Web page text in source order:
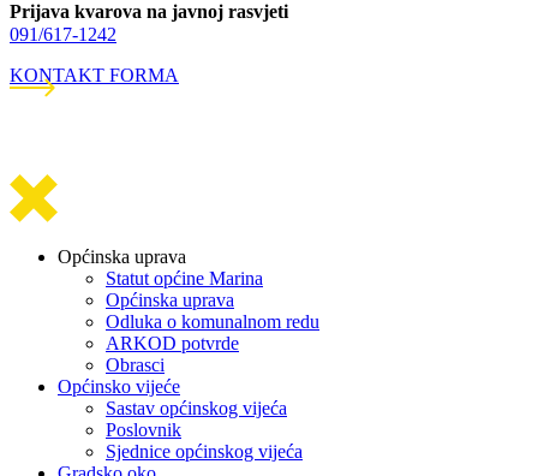
Prijava kvarova na javnoj rasvjeti
091/617-1242
KONTAKT FORMA
Općinska uprava
Statut općine Marina
Općinska uprava
Odluka o komunalnom redu
ARKOD potvrde
Obrasci
Općinsko vijeće
Sastav općinskog vijeća
Poslovnik
Sjednice općinskog vijeća